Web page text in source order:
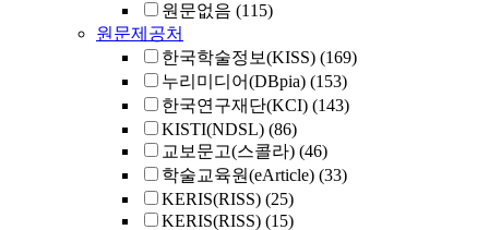
원문없음 (115)
원문제공처
한국학술정보(KISS) (169)
누리미디어(DBpia) (153)
한국연구재단(KCI) (143)
KISTI(NDSL) (86)
교보문고(스콜라) (46)
학술교육원(eArticle) (33)
KERIS(RISS) (25)
KERIS(RISS) (15)